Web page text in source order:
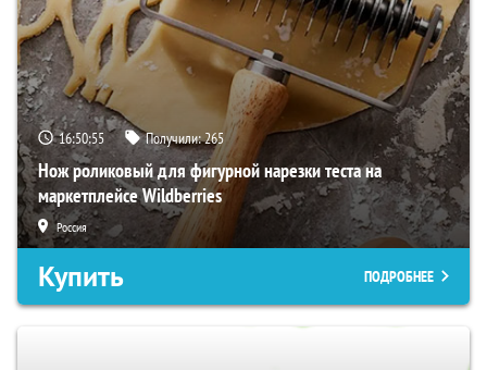
16:50:54 Получили:265
Нож роликовый для фигурной нарезки теста на
маркетплейсе Wildberries
Россия
Купить ПОДРОБНЕЕ